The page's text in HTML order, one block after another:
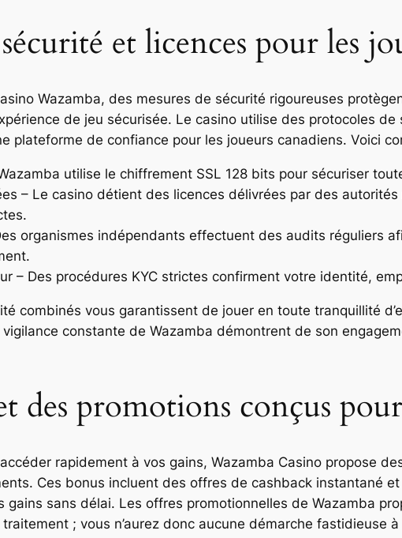
et licences pour les
Wazamba, des mesures de sécurité rigoureuses
de jeu sécurisée. Le casino utilise des protocoles
plateforme de confiance pour les joueurs canadiens. Voici
utilise le chiffrement SSL 128 bits pour sécuriser
– Le casino détient des licences délivrées par des
organismes indépendants effectuent des audits réguliers
– Des procédures KYC strictes confirment votre identité,
combinés vous garantissent de jouer en toute tranquillité
vigilance constante de Wazamba démontrent de son
des promotions conçus
rapidement à vos gains, Wazamba Casino propose
Ces bonus incluent des offres de cashback instantané
gains sans délai. Les offres promotionnelles de Wazamba
; vous n’aurez donc aucune démarche fastidieuse